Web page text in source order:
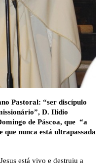
Pastoral: “ser discípulo
D. Ilídio
de Páscoa, que “a
nunca está ultrapassada
está vivo e destruiu a